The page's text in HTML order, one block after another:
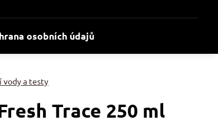
osobních údajů
vody a testy
Trace 250 ml